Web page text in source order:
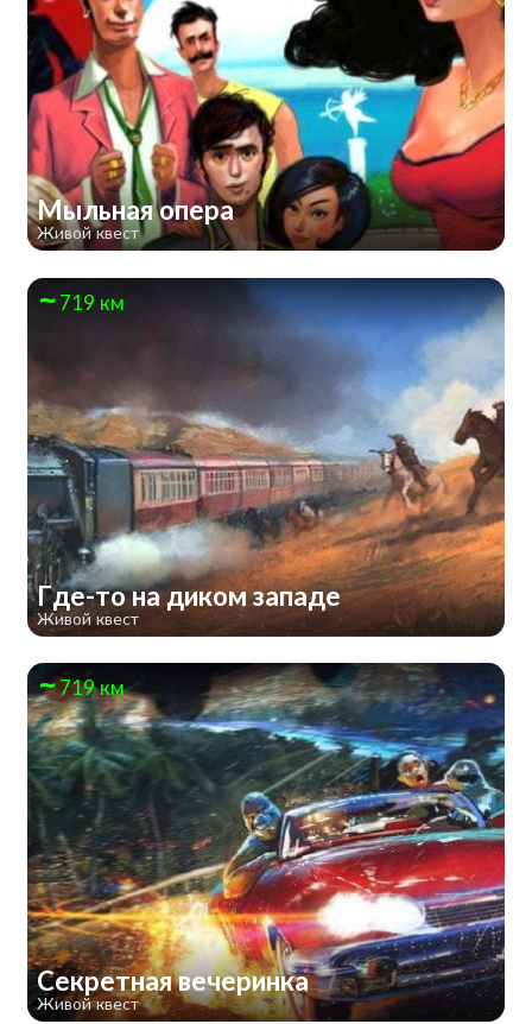
Мыльная опера
Живой квест
719 км
Где-то на диком западе
Живой квест
719 км
Секретная вечеринка
Живой квест